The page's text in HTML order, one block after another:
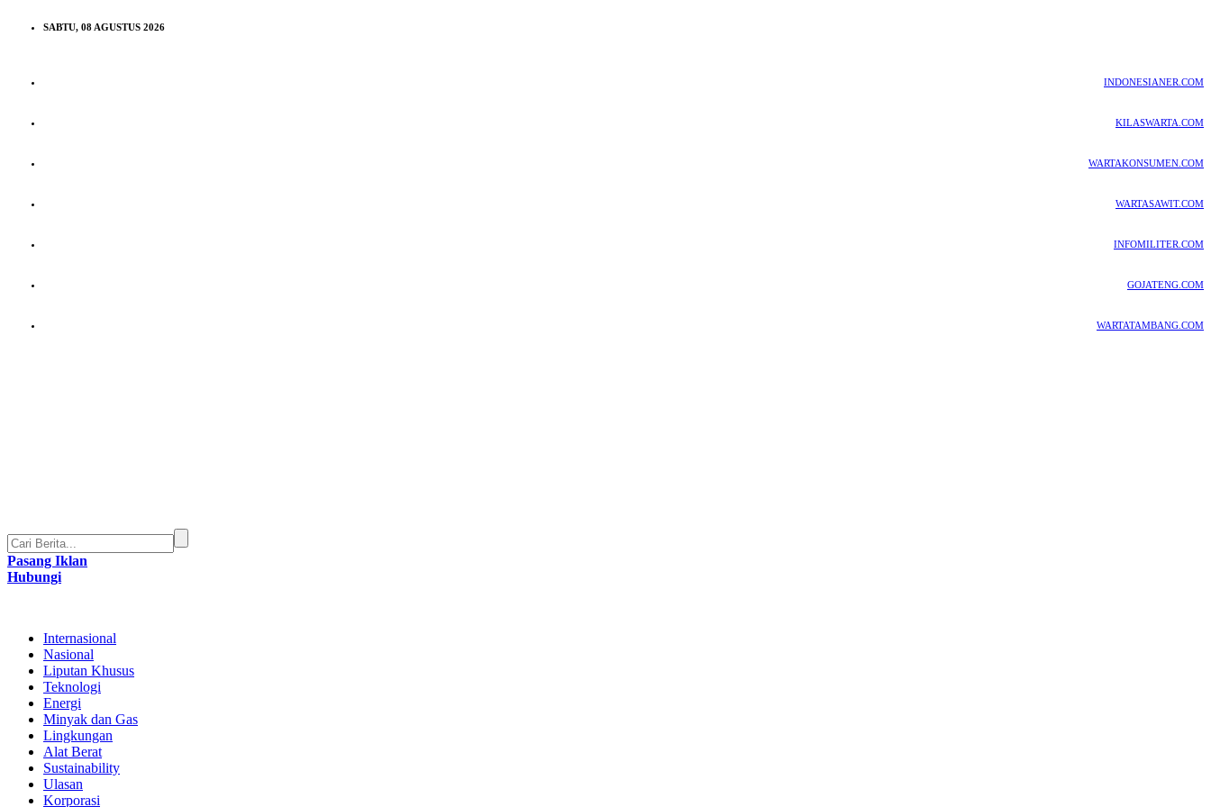
SABTU, 08 AGUSTUS 2026
INDONESIANER.COM
KILASWARTA.COM
WARTAKONSUMEN.COM
WARTASAWIT.COM
INFOMILITER.COM
GOJATENG.COM
WARTATAMBANG.COM
Pasang Iklan
Hubungi
Internasional
Nasional
Liputan Khusus
Teknologi
Energi
Minyak dan Gas
Lingkungan
Alat Berat
Sustainability
Ulasan
Korporasi